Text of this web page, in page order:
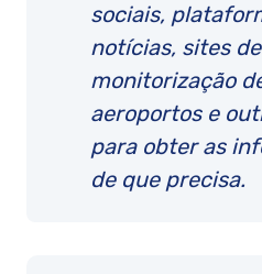
sociais,
notícias, sites de
monitorização
aeroportos e
para obter as
de que precisa.